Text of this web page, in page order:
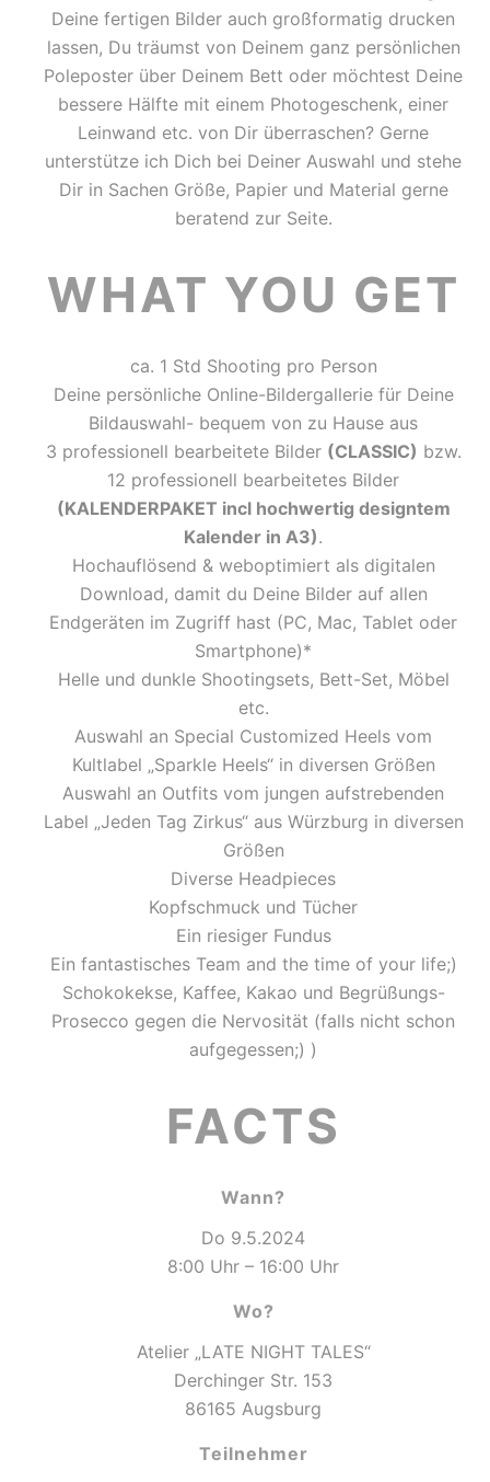
Deine fertigen Bilder auch großformatig drucken
lassen, Du träumst von Deinem ganz persönlichen
Poleposter über Deinem Bett oder möchtest Deine
bessere Hälfte mit einem Photogeschenk, einer
Leinwand etc. von Dir überraschen? Gerne
unterstütze ich Dich bei Deiner Auswahl und stehe
Dir in Sachen Größe, Papier und Material gerne
beratend zur Seite.
WHAT YOU GET
ca. 1 Std Shooting pro Person
Deine persönliche Online-Bildergallerie für Deine
Bildauswahl- bequem von zu Hause aus
3 professionell bearbeitete Bilder (CLASSIC) bzw.
12 professionell bearbeitetes Bilder
(KALENDERPAKET incl hochwertig designtem
Kalender in A3).
Hochauflösend & weboptimiert als digitalen
Download, damit du Deine Bilder auf allen
Endgeräten im Zugriff hast (PC, Mac, Tablet oder
Smartphone)*
Helle und dunkle Shootingsets, Bett-Set, Möbel
etc.
Auswahl an Special Customized Heels vom
Kultlabel „Sparkle Heels“ in diversen Größen
Auswahl an Outfits vom jungen aufstrebenden
Label „Jeden Tag Zirkus“ aus Würzburg in diversen
Größen
Diverse Headpieces
Kopfschmuck und Tücher
Ein riesiger Fundus
Ein fantastisches Team and the time of your life;)
Schokokekse, Kaffee, Kakao und Begrüßungs-
Prosecco gegen die Nervosität (falls nicht schon
aufgegessen;) )
FACTS
Wann?
Do 9.5.2024
8:00 Uhr – 16:00 Uhr
Wo?
Atelier „LATE NIGHT TALES“
Derchinger Str. 153
86165 Augsburg
Teilnehmer